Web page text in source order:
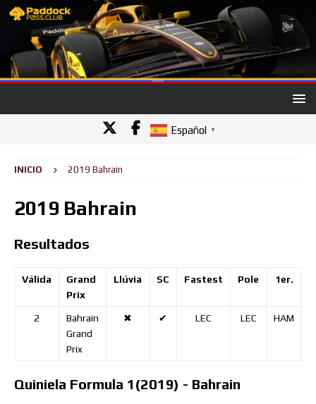
Español ▼
INICIO 2019 Bahrain
2019 Bahrain
Resultados
Válida
Grand
Prix
Llúvia SC Fastest Pole 1er.
2
Bahrain
Grand
Prix
✖ ✔ LEC LEC HAM
Quiniela Formula 1(2019) - Bahrain